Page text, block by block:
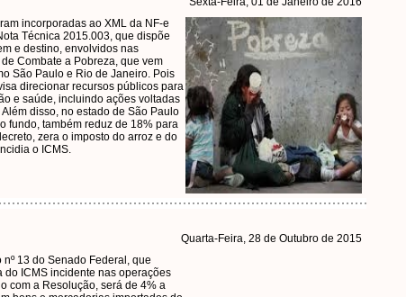
incorporadas ao XML da NF-e
Técnica 2015.003, que dispõe
e destino, envolvidos nas
Combate a Pobreza, que vem
São Paulo e Rio de Janeiro. Pois
direcionar recursos públicos para
e saúde, incluindo ações voltadas
disso, no estado de São Paulo
fundo, também reduz de 18% para
zera o imposto do arroz e do
o ICMS.
Quarta-Feira, 28 de Outubro de 2015
13 do Senado Federal, que
ICMS incidente nas operações
com a Resolução, será de 4% a